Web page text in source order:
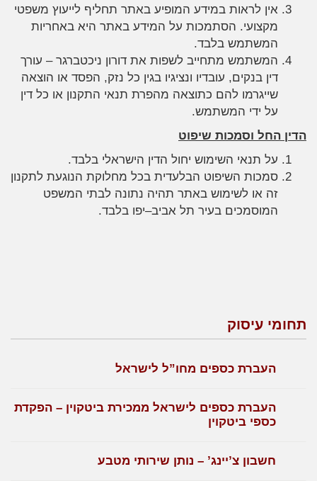
אין לראות במידע המופיע באתר תחליף לייעוץ משפטי
מקצועי. הסתמכות על המידע באתר היא באחריות
המשתמש בלבד.
המשתמש מתחייב לשפות את דורון ניכטברגר – עורך
דין בנקים, עובדיו ונציגיו בגין כל נזק, הפסד או הוצאה
שייגרמו להם כתוצאה מהפרת תנאי התקנון או כל דין
על ידי המשתמש.
הדין החל וסמכות שיפוט
על תנאי השימוש יחול הדין הישראלי בלבד.
סמכות השיפוט הבלעדית בכל מחלוקת הנוגעת לתקנון
זה או לשימוש באתר תהיה נתונה לבתי המשפט
המוסמכים בעיר תל אביב–יפו בלבד.
תחומי עיסוק
העברת כספים מחו”ל לישראל
העברת כספים לישראל ממכירת ביטקוין – הפקדת
כספי ביטקוין
חשבון צ’יינג’ – נותן שירותי מטבע